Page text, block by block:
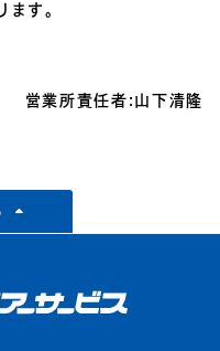
ます。
営業所責任者:山下清隆